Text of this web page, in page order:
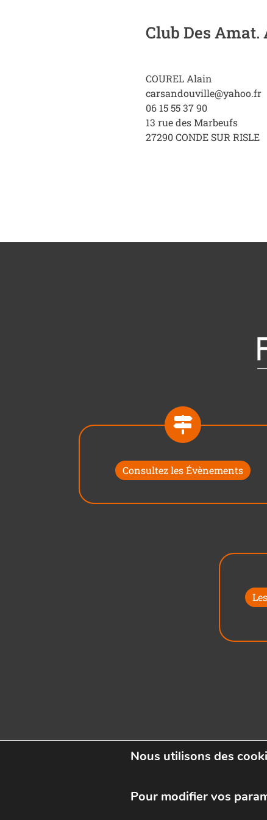
Club Des
COUREL Alain
carsandouville@yahoo.fr
06 15 55 37 90
13 rue des Marbeufs
27290CONDE SUR RISLE
Consultez les Évènements
Nous utilisons des
Pour modifier vos